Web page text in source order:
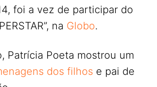
foi a vez de participar do
na Globo.
Patrícia Poeta mostrou um
dos filhos e pai de